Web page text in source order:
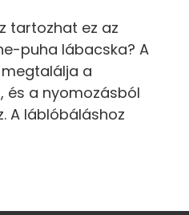
tartozhat ez az
puha lábacska? A
a
és a nyomozásból
A láblóbáláshoz